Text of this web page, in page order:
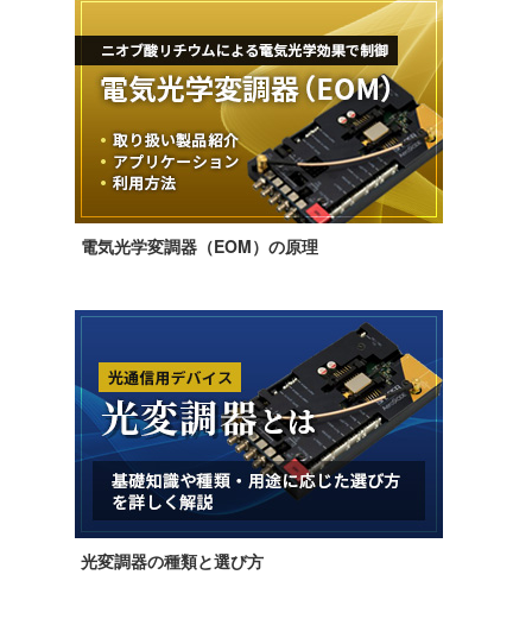
電気光学変調器（EOM）の原理
光変調器の種類と選び方